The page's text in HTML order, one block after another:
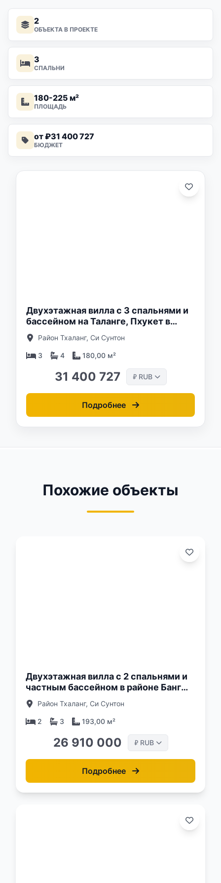
2
ОБЪЕКТА В ПРОЕКТЕ
3
СПАЛЬНИ
180-225 м²
ПЛОЩАДЬ
от ₽31 400 727
БЮДЖЕТ
Двухэтажная вилла с 3 спальнями и
бассейном на Таланге, Пхукет в
Diamond Pool Villa
Район Тхаланг, Си Сунтон
3 4 180,00 м²
31 400 727 ₽ RUB
Подробнее
Похожие объекты
Двухэтажная вилла с 2 спальнями и
частным бассейном в районе Банг
Тао, Пхукет в новом проекте Rise
Villas
Район Тхаланг, Си Сунтон
2 3 193,00 м²
26 910 000 ₽ RUB
Подробнее